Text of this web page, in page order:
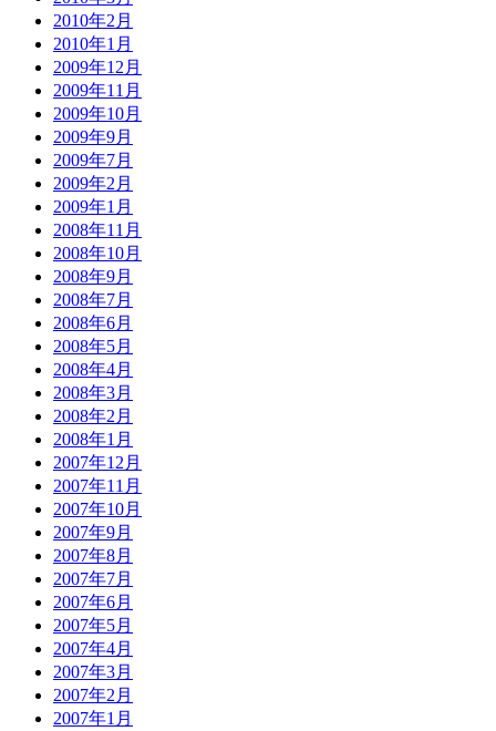
2010年2月
2010年1月
2009年12月
2009年11月
2009年10月
2009年9月
2009年7月
2009年2月
2009年1月
2008年11月
2008年10月
2008年9月
2008年7月
2008年6月
2008年5月
2008年4月
2008年3月
2008年2月
2008年1月
2007年12月
2007年11月
2007年10月
2007年9月
2007年8月
2007年7月
2007年6月
2007年5月
2007年4月
2007年3月
2007年2月
2007年1月